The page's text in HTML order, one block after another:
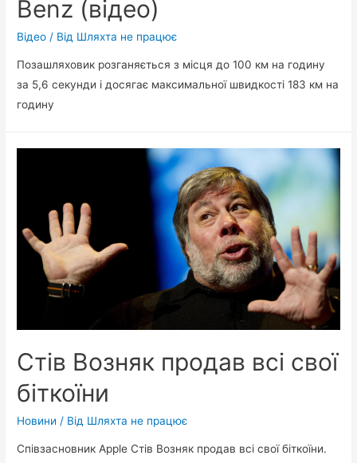
Benz (відео)
Відео / Від Шляхта не працює
Позашляховик розганяється з місця до 100 км на годину
за 5,6 секунди і досягає максимальної швидкості 183 км на
годину
Стів Возняк продав всі свої
біткоїни
Новини / Від Шляхта не працює
Співзасновник Apple Стів Возняк продав всі свої біткоїни.